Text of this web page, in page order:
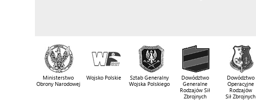
Ministerstwo
Obrony Narodowej
Wojsko Polskie
Sztab Generalny
Wojska Polskiego
Dowództwo
Generalne
Rodzajów Sił
Zbrojnych
Dowództwo
Operacyjne
Rodzajów
Sił Zbrojnych